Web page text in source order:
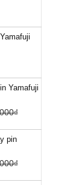
Yamafuji
pin